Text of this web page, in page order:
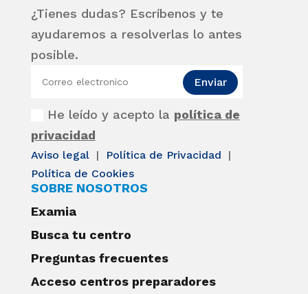
¿Tienes dudas? Escríbenos y te
ayudaremos a resolverlas lo antes
posible.
He leído y acepto la política de
privacidad
Enviar
Aviso legal | Política de Privacidad
|
Política de Cookies
SOBRE NOSOTROS
Examia
Busca tu centro
Preguntas frecuentes
Acceso centros preparadores